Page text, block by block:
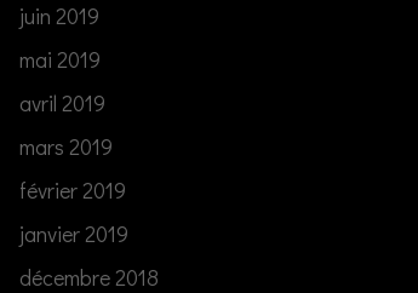
juin 2019
mai 2019
avril 2019
mars 2019
février 2019
janvier 2019
décembre 2018